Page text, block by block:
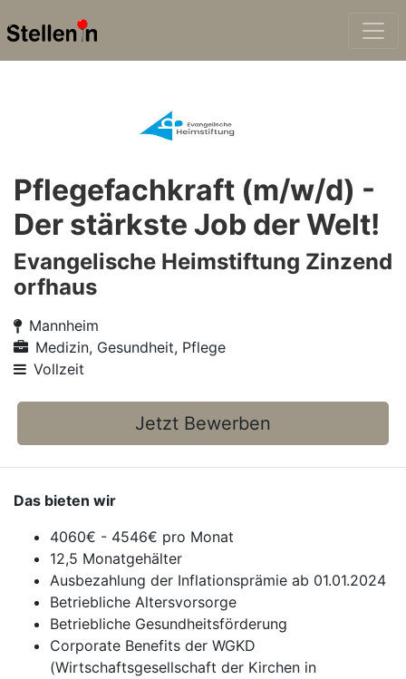
Pflegefachkraft (m/w/d) -
Der stärkste Job der Welt!
Evangelische Heimstiftung Zinzend
orfhaus
Mannheim
Medizin, Gesundheit, Pflege
Vollzeit
Jetzt Bewerben
Das bieten wir
4060€ - 4546€ pro Monat
12,5 Monatgehälter
Ausbezahlung der Inflationsprämie ab 01.01.2024
Betriebliche Altersvorsorge
Betriebliche Gesundheitsförderung
Corporate Benefits der WGKD
(Wirtschaftsgesellschaft der Kirchen in